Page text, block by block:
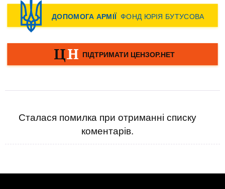
Сталася помилка при отриманні списку
коментарів.